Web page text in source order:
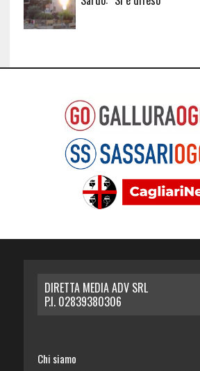
DIRETTA MEDIA ADV SRL
P.I. 02839380306
Chi siamo